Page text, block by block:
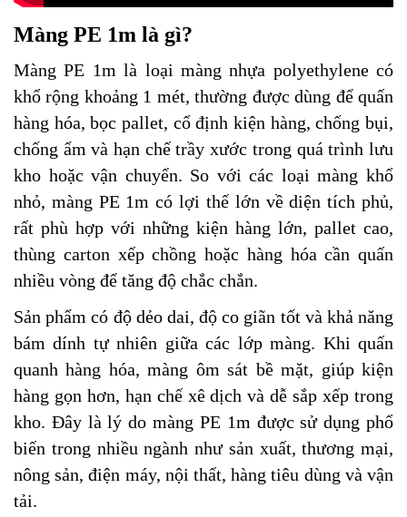
Màng PE 1m là gì?
Màng PE 1m là loại màng nhựa polyethylene có
khổ rộng khoảng 1 mét, thường được dùng để quấn
hàng hóa, bọc pallet, cố định kiện hàng, chống bụi,
chống ẩm và hạn chế trầy xước trong quá trình lưu
kho hoặc vận chuyển. So với các loại màng khổ
nhỏ, màng PE 1m có lợi thế lớn về diện tích phủ,
rất phù hợp với những kiện hàng lớn, pallet cao,
thùng carton xếp chồng hoặc hàng hóa cần quấn
nhiều vòng để tăng độ chắc chắn.
Sản phẩm có độ dẻo dai, độ co giãn tốt và khả năng
bám dính tự nhiên giữa các lớp màng. Khi quấn
quanh hàng hóa, màng ôm sát bề mặt, giúp kiện
hàng gọn hơn, hạn chế xê dịch và dễ sắp xếp trong
kho. Đây là lý do màng PE 1m được sử dụng phổ
biến trong nhiều ngành như sản xuất, thương mại,
nông sản, điện máy, nội thất, hàng tiêu dùng và vận
tải.